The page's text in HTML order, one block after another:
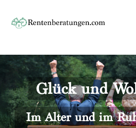
content
Startseite
Rente
Rentenberater
Über uns
Kontakt
Glück und
Im Alter und im